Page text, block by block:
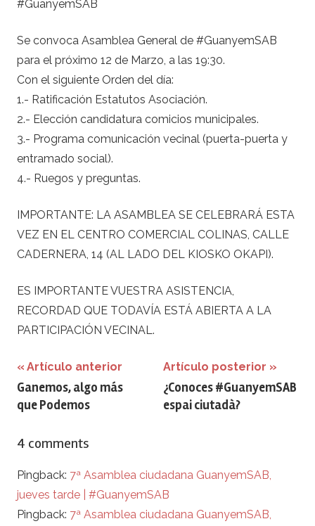
#GuanyemSAB
Se convoca Asamblea General de #GuanyemSAB
para el próximo 12 de Marzo, a las 19:30.
Con el siguiente Orden del día:
1.- Ratificación Estatutos Asociación.
2.- Elección candidatura comicios municipales.
3.- Programa comunicación vecinal (puerta-puerta y
entramado social).
4.- Ruegos y preguntas.
IMPORTANTE: LA ASAMBLEA SE CELEBRARÁ ESTA
VEZ EN EL CENTRO COMERCIAL COLINAS, CALLE
CADERNERA, 14 (AL LADO DEL KIOSKO OKAPI).
ES IMPORTANTE VUESTRA ASISTENCIA,
RECORDAD QUE TODAVÍA ESTÁ ABIERTA A LA
PARTICIPACIÓN VECINAL.
Navegación
de
Artículo anterior
Ganemos, algo más
que Podemos
Artículo posterior
¿Conoces #GuanyemSAB
espai ciutadà?
4 comments
Pingback: 7ª Asamblea ciudadana GuanyemSAB,
jueves tarde | #GuanyemSAB
Pingback: 7ª Asamblea ciudadana GuanyemSAB,